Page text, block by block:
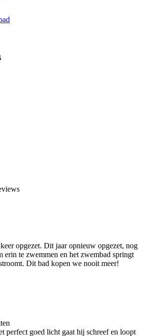
opgezet. Dit jaar opnieuw opgezet, nog
erin te zwemmen en het zwembad springt
Dit bad kopen we nooit meer!
perfect goed licht gaat hij schreef en loopt